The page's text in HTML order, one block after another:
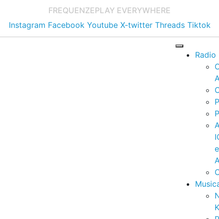
FREQUENZEPLAY EVERYWHERE
Instagram Facebook Youtube X-twitter Threads Tiktok
Radio
e